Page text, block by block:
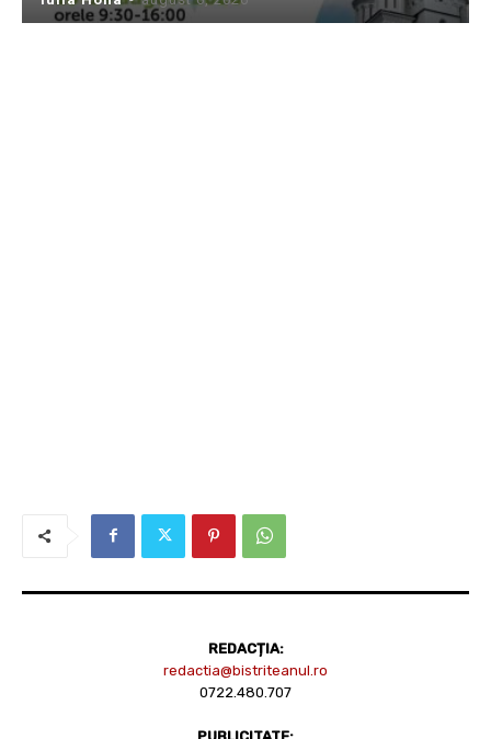
REDACȚIA:
redactia@bistriteanul.ro
0722.480.707